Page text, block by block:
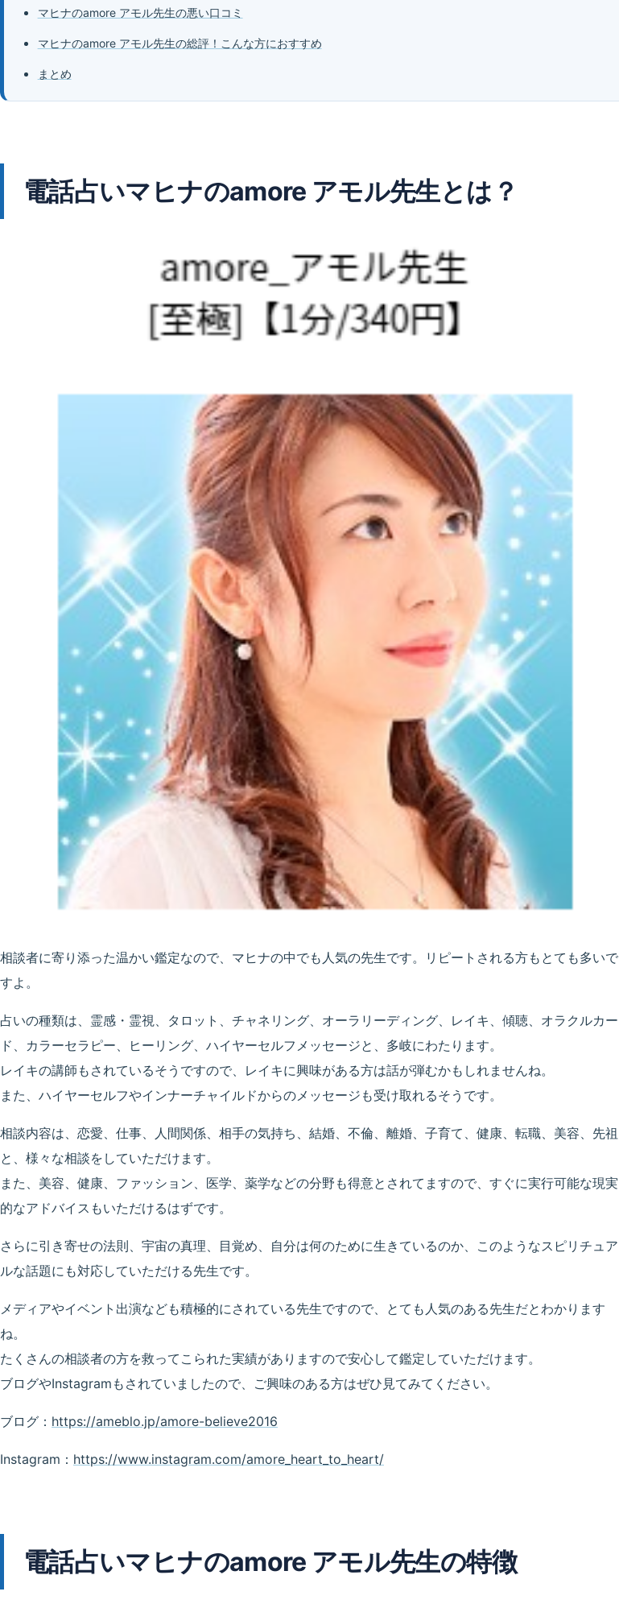
マヒナのamore アモル先生の悪い口コミ
マヒナのamore アモル先生の総評！こんな方におすすめ
まとめ
電話占いマヒナのamore アモル先生とは？
相談者に寄り添った温かい鑑定なので、マヒナの中でも人気の先生です。リピートされる方もとても多いで
すよ。
占いの種類は、霊感・霊視、タロット、チャネリング、オーラリーディング、レイキ、傾聴、オラクルカー
ド、カラーセラピー、ヒーリング、ハイヤーセルフメッセージと、多岐にわたります。
レイキの講師もされているそうですので、レイキに興味がある方は話が弾むかもしれませんね。
また、ハイヤーセルフやインナーチャイルドからのメッセージも受け取れるそうです。
相談内容は、恋愛、仕事、人間関係、相手の気持ち、結婚、不倫、離婚、子育て、健康、転職、美容、先祖
と、様々な相談をしていただけます。
また、美容、健康、ファッション、医学、薬学などの分野も得意とされてますので、すぐに実行可能な現実
的なアドバイスもいただけるはずです。
さらに引き寄せの法則、宇宙の真理、目覚め、自分は何のために生きているのか、このようなスピリチュア
ルな話題にも対応していただける先生です。
メディアやイベント出演なども積極的にされている先生ですので、とても人気のある先生だとわかります
ね。
たくさんの相談者の方を救ってこられた実績がありますので安心して鑑定していただけます。
ブログやInstagramもされていましたので、ご興味のある方はぜひ見てみてください。
ブログ： https://ameblo.jp/amore-believe2016
Instagram： https://www.instagram.com/amore_heart_to_heart/
電話占いマヒナのamore アモル先生の特徴